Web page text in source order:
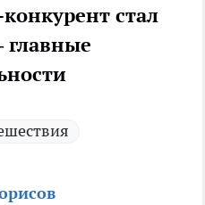
стал